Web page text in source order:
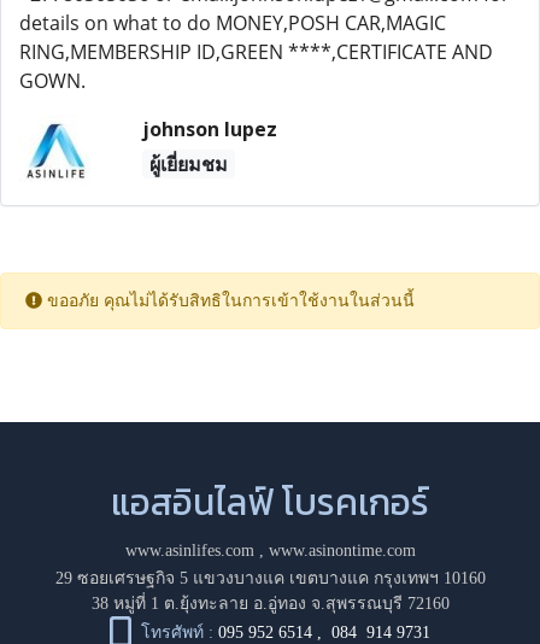
details on what to do MONEY,POSH CAR,MAGIC
RING,MEMBERSHIP ID,GREEN ****,CERTIFICATE AND
GOWN.
johnson lupez
ผู้เยี่ยมชม
ขออภัย คุณไม่ได้รับสิทธิในการเข้าใช้งานในส่วนนี้
แอสอินไลฟ์ โบรคเกอร์
www.asinlifes.com, www.asinontime.com
29 ซอยเศรษฐกิจ 5 แขวงบางแค เขตบางแค กรุงเทพฯ 10160
38 หมู่ที่ 1 ต.ยุ้งทะลาย อ.อู่ทอง จ.สุพรรณบุรี 72160
โทรศัพท์ : 095 952 6514 ,084 914 9731